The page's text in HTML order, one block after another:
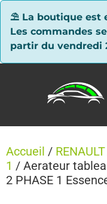
⛱ La boutique est
Les commandes
partir du vendredi
Accueil / RENAULT
1 / Aerateur
2 PHASE 1
Panneau de